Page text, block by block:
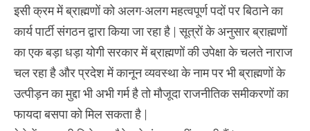
इसी क्रम में ब्राह्मणों को अलग-अलग महत्वपूर्ण पदों पर बिठाने का
कार्य पार्टी संगठन द्वारा किया जा रहा है | सूत्रों के अनुसार ब्राह्मणों
का एक बड़ा धड़ा योगी सरकार में ब्राह्मणों की उपेक्षा के चलते नाराज
चल रहा है और प्रदेश में कानून व्यवस्था के नाम पर भी ब्राह्मणों के
उत्पीड़न का मुद्दा भी अभी गर्म है तो मौजूदा राजनीतिक समीकरणों का
फायदा बसपा को मिल सकता है |